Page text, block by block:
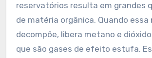
reservatórios resulta em grandes
de matéria orgânica. Quando essa
decompõe, libera metano e
que são gases de efeito estufa.